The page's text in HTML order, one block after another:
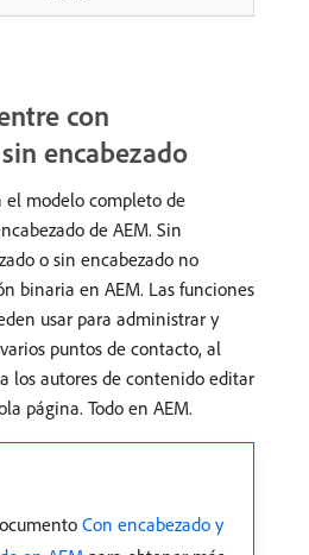
con
encabezado
el modelo completo de
de AEM. Sin
o sin encabezado no
binaria en AEM. Las funciones
usar para administrar y
puntos de contacto, al
los autores de contenido editar
página. Todo en AEM.
Con encabezado y